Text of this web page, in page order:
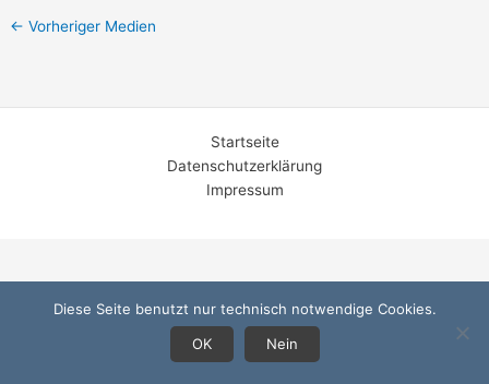
← Vorheriger Medien
Startseite
Datenschutzerklärung
Impressum
Diese Seite benutzt nur technisch notwendige Cookies.
OK
Nein